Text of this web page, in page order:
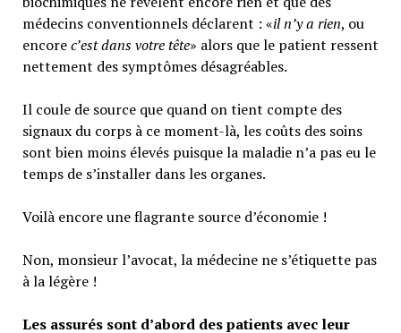
médecins conventionnels déclarent : «il n’y a rien, ou
encorec’est dans votre tête» alors que le patient ressent
nettement des symptômes désagréables.
Il coule de source que quand on tient compte des
signaux du corps à ce moment-là, les coûts des soins
sont bien moins élevés puisque la maladie n’a pas eu le
temps de s’installer dans les organes.
Voilà encore une flagrante source d’économie !
Non, monsieur l’avocat, la médecine ne s’étiquette pas
à la légère !
Les assurés sont d’abord des patients avec leur